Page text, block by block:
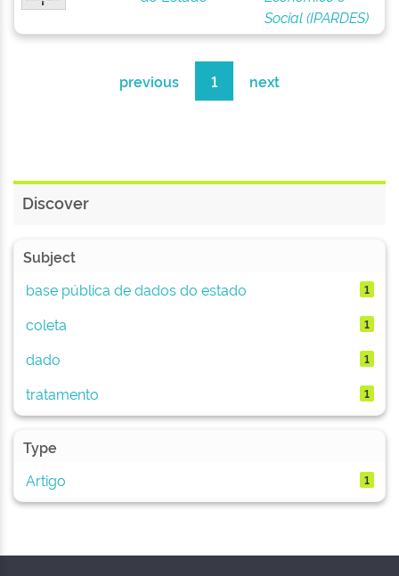
Social (IPARDES)
previous 1 next
Discover
Subject
base pública de dados do estado
1
coleta 1
dado 1
tratamento 1
Type
Artigo
1